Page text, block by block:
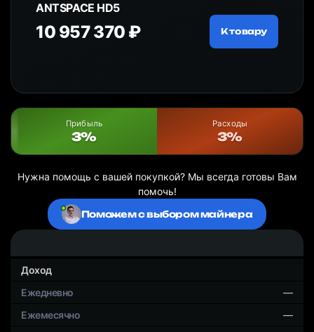
ANTSPACE HD5
10 957 370 ₽ К товару
Прибыль
3%
Расходы
3%
Нужна помощь с вашей покупкой? Мы всегда готовы Вам
помочь!
Поможем с выбором майнера
Доход
—
—